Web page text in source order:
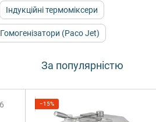
Індукційні термоміксери
Гомогенізатори (Paco Jet)
За популярністю
−15%